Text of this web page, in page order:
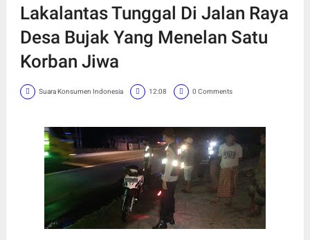
Lakalantas Tunggal Di Jalan Raya
Desa Bujak Yang Menelan Satu
Korban Jiwa
Suara Konsumen Indonesia 12:08 0 Comments